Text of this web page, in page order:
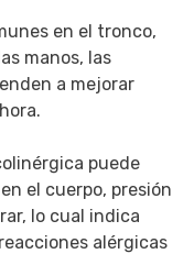
en el tronco,
manos, las
a mejorar
puede
el cuerpo, presión
lo cual indica
alérgicas